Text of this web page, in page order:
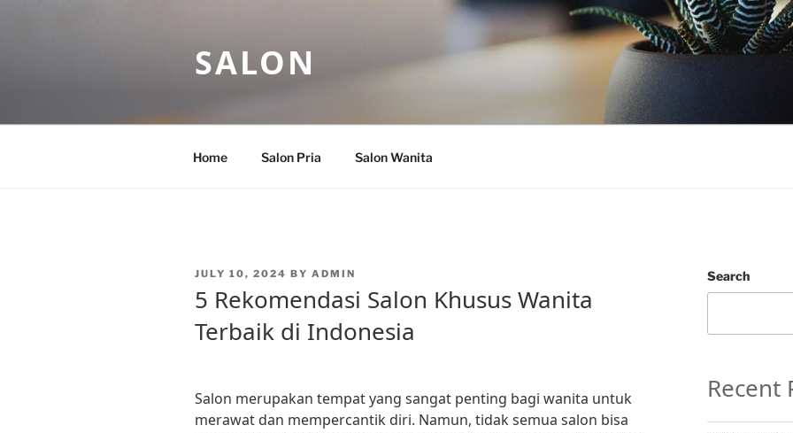
SALON
Home Salon Pria Salon Wanita
POSTED
JULY 10, 2024 BY ADMIN
5 Rekomendasi Salon Khusus Wanita
Terbaik di Indonesia
Salon merupakan tempat yang sangat penting bagi wanita untuk
merawat dan mempercantik diri. Namun, tidak semua salon bisa
Search
Recent